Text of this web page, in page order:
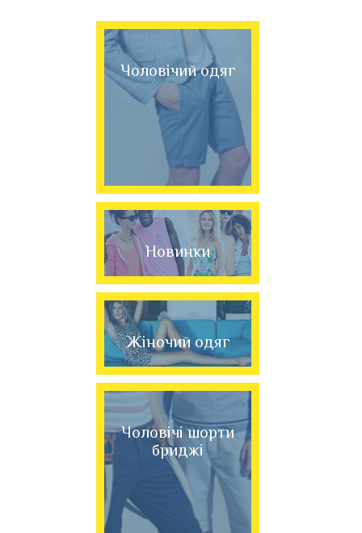
Чоловічий одяг
Новинки
Жіночий одяг
Чоловічі шорти
бриджі